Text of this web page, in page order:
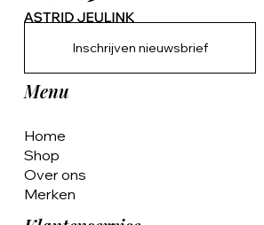
Inschrijven nieuwsbrief
Menu
Home
Shop
Over ons
Merken